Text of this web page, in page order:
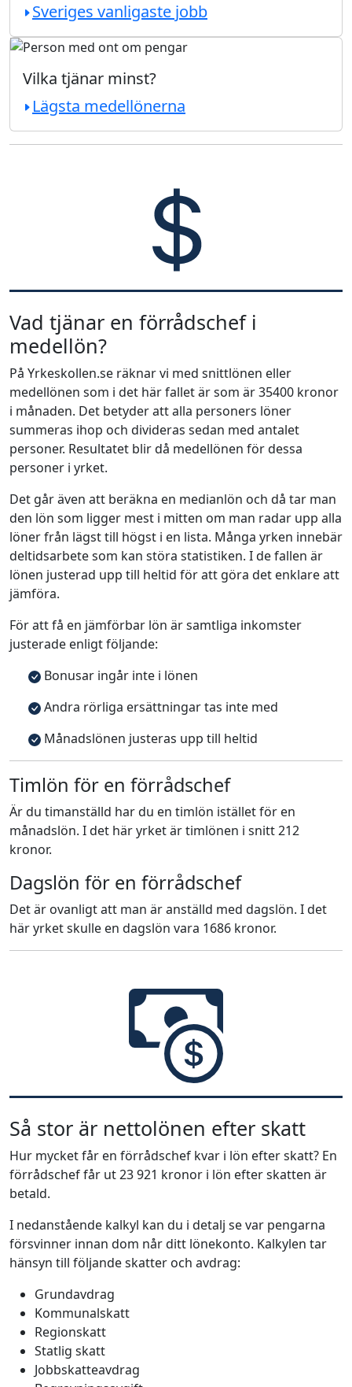
Sveriges vanligaste jobb
Vilka tjänar minst?
Lägsta medellönerna
Vad tjänar en förrådschef i
medellön?
På Yrkeskollen.se räknar vi med snittlönen eller
medellönen som i det här fallet är som är 35400 kronor
i månaden. Det betyder att alla personers löner
summeras ihop och divideras sedan med antalet
personer. Resultatet blir då medellönen för dessa
personer i yrket.
Det går även att beräkna en medianlön och då tar man
den lön som ligger mest i mitten om man radar upp alla
löner från lägst till högst i en lista. Många yrken innebär
deltidsarbete som kan störa statistiken. I de fallen är
lönen justerad upp till heltid för att göra det enklare att
jämföra.
För att få en jämförbar lön är samtliga inkomster
justerade enligt följande:
Bonusar ingår inte i lönen
Andra rörliga ersättningar tas inte med
Månadslönen justeras upp till heltid
Timlön för en förrådschef
Är du timanställd har du en timlön istället för en
månadslön. I det här yrket är timlönen i snitt 212
kronor.
Dagslön för en förrådschef
Det är ovanligt att man är anställd med dagslön. I det
här yrket skulle en dagslön vara 1686 kronor.
Så stor är nettolönen efter skatt
Hur mycket får en förrådschef kvar i lön efter skatt? En
förrådschef får ut 23 921 kronor i lön efter skatten är
betald.
I nedanstående kalkyl kan du i detalj se var pengarna
försvinner innan dom når ditt lönekonto. Kalkylen tar
hänsyn till följande skatter och avdrag:
Grundavdrag
Kommunalskatt
Regionskatt
Statlig skatt
Jobbskatteavdrag